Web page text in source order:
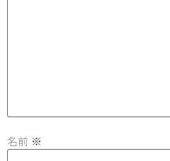
名前 ※